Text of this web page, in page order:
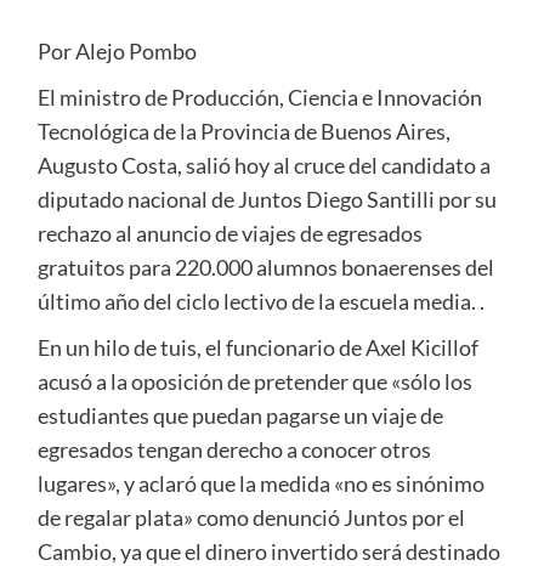
Por Alejo Pombo
El ministro de Producción, Ciencia e Innovación
Tecnológica de la Provincia de Buenos Aires,
Augusto Costa, salió hoy al cruce del candidato a
diputado nacional de Juntos Diego Santilli por su
rechazo al anuncio de viajes de egresados
gratuitos para 220.000 alumnos bonaerenses del
último año del ciclo lectivo de la escuela media. .
En un hilo de tuis, el funcionario de Axel Kicillof
acusó a la oposición de pretender que «sólo los
estudiantes que puedan pagarse un viaje de
egresados tengan derecho a conocer otros
lugares», y aclaró que la medida «no es sinónimo
de regalar plata» como denunció Juntos por el
Cambio, ya que el dinero invertido será destinado